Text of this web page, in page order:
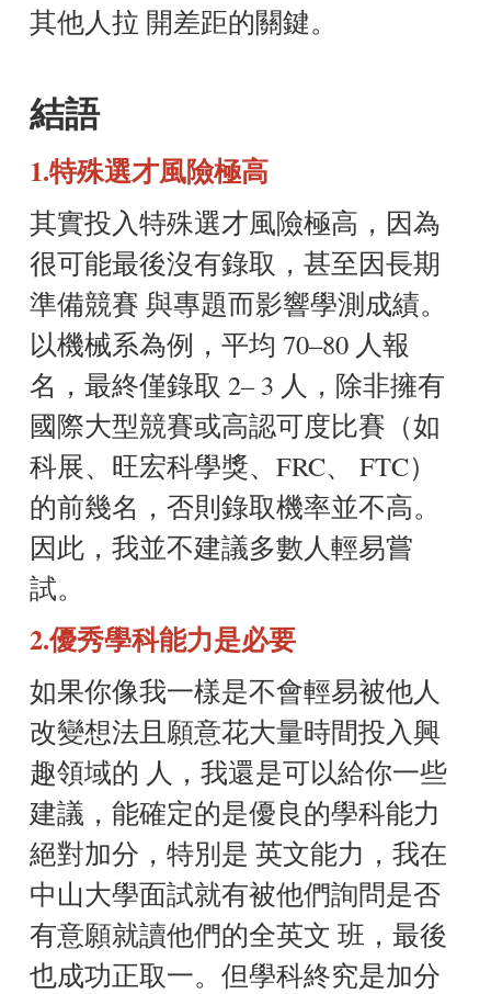
其他人拉 開差距的關鍵。
結語
1.特殊選才風險極高
其實投入特殊選才風險極高，因為
很可能最後沒有錄取，甚至因長期
準備競賽 與專題而影響學測成績。
以機械系為例，平均 70–80 人報
名，最終僅錄取 2– 3 人，除非擁有
國際大型競賽或高認可度比賽（如
科展、旺宏科學獎、FRC、 FTC）
的前幾名，否則錄取機率並不高。
因此，我並不建議多數人輕易嘗
試。
2.優秀學科能力是必要
如果你像我一樣是不會輕易被他人
改變想法且願意花大量時間投入興
趣領域的 人，我還是可以給你一些
建議，能確定的是優良的學科能力
絕對加分，特別是 英文能力，我在
中山大學面試就有被他們詢問是否
有意願就讀他們的全英文 班，最後
也成功正取一。但學科終究是加分